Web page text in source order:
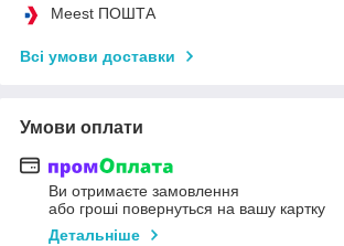
Meest ПОШТА
Всі умови доставки
Умови оплати
Ви отримаєте замовлення
або гроші повернуться на вашу картку
Детальніше